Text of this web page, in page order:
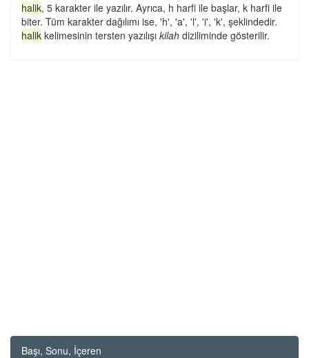
halik, 5 karakter ile yazılır. Ayrıca, h harfi ile başlar, k harfi ile
biter. Tüm karakter dağılımı ise, 'h', 'a', 'l', 'i', 'k', şeklindedir.
halik kelimesinin tersten yazılışı kilah diziliminde gösterilir.
Başı, Sonu, İçeren